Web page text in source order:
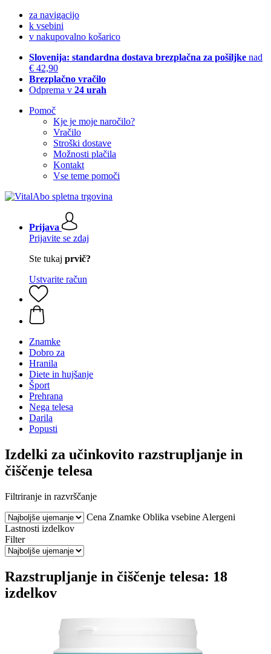
za navigacijo
k vsebini
v nakupovalno košarico
Slovenija: standardna dostava brezplačna za pošiljke nad
€ 42,90
Brezplačno vračilo
Odprema v 24 urah
Pomoč
Kje je moje naročilo?
Vračilo
Stroški dostave
Možnosti plačila
Kontakt
Vse teme pomoči
Prijava
Prijavite se zdaj
Ste tukaj prvič?
Ustvarite račun
Znamke
Dobro za
Hranila
Diete in hujšanje
Šport
Prehrana
Nega telesa
Darila
Popusti
Izdelki za učinkovito razstrupljanje in
čiščenje telesa
Filtriranje in razvrščanje
Cena Znamke Oblika vsebine Alergeni
Lastnosti izdelkov
Filter
Razstrupljanje in čiščenje telesa: 18
izdelkov